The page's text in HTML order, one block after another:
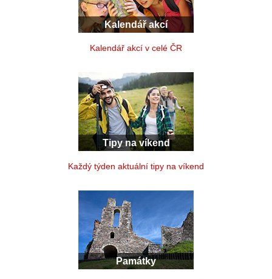
Kalendář akcí
Kalendář akcí v celé ČR
Tipy na víkend
Každý týden aktuální tipy na víkend
Památky